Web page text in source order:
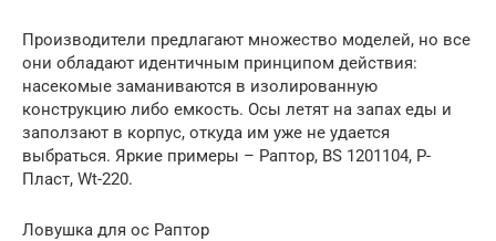
Производители предлагают множество моделей, но все
они обладают идентичным принципом действия:
насекомые заманиваются в изолированную
конструкцию либо емкость. Осы летят на запах еды и
заползают в корпус, откуда им уже не удается
выбраться. Яркие примеры – Раптор, BS 1201104, Р-
Пласт, Wt-220.
Ловушка для ос Раптор